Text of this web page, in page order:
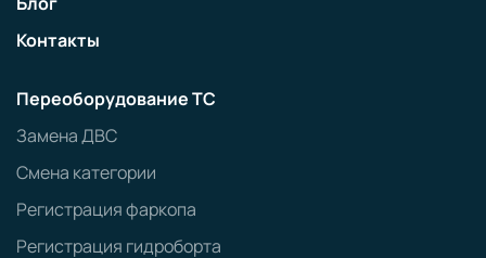
Контакты
Переоборудование ТС
Замена ДВС
Смена категории
Регистрация фаркопа
Регистрация гидроборта